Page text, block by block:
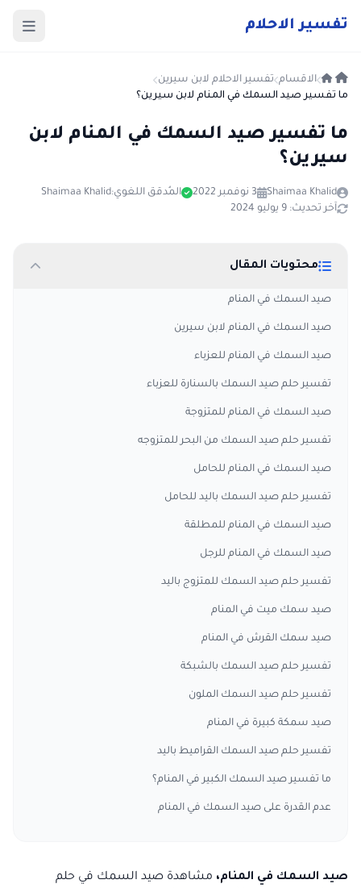
تفسير الاحلام
الاقسام تفسير الاحلام لابن سيرين
ما تفسير صيد السمك في المنام لابن سيرين؟
ما تفسير صيد السمك في المنام لابن
سيرين؟
Shaimaa Khalid 3 نوفمبر 2022 المُدقق اللغوي:Shaimaa Khalid
آخر تحديث: 9 يوليو 2024
محتويات المقال
صيد السمك في المنام
صيد السمك في المنام لابن سيرين
صيد السمك في المنام للعزباء
تفسير حلم صيد السمك بالسنارة للعزباء
صيد السمك في المنام للمتزوجة
تفسير حلم صيد السمك من البحر للمتزوجه
صيد السمك في المنام للحامل
تفسير حلم صيد السمك باليد للحامل
صيد السمك في المنام للمطلقة
صيد السمك في المنام للرجل
تفسير حلم صيد السمك للمتزوج باليد
صيد سمك ميت في المنام
صيد سمك القرش في المنام
تفسير حلم صيد السمك بالشبكة
تفسير حلم صيد السمك الملون
صيد سمكة كبيرة في المنام
تفسير حلم صيد السمك القراميط باليد
ما تفسير صيد السمك الكبير في المنام؟
عدم القدرة على صيد السمك في المنام
صيد السمك في المنام، مشاهدة صيد السمك في حلم